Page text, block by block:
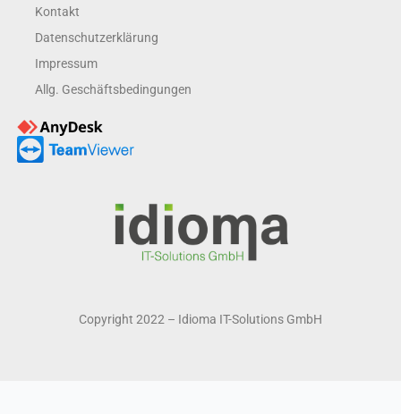
Kontakt
Datenschutzerklärung
Impressum
Allg. Geschäftsbedingungen
Copyright 2022 – Idioma IT-Solutions GmbH